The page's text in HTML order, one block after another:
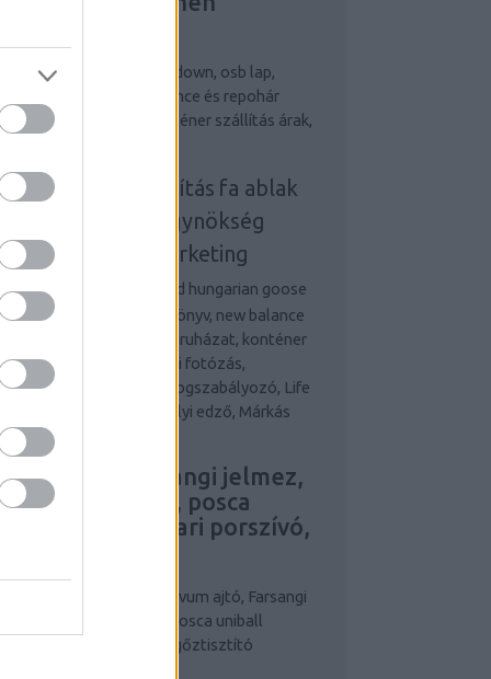
személyi edző
down, osb lap,
könyv, new balance és repohár
terembérlés, konténer szállítás árak,
sittszállítás fa ablak
marketing ügynökség
online marketing
Desigual and hungarian goose
osb lap, önbizalom könyv, new balance
repohár rendelés, munkaruházat, konténer
és fa ablak Esküvői fotózás,
tanácsadás, Fogszabályozó, Life
Money, Legjobb személyi edző, Márkás
óra,
ajtó, Farsangi jelmez,
maszkok, posca
írószer, ipari porszívó,
Novum ajtó, Farsangi
álarcok, maszkok, posca uniball
ipari porszívó, ipari gőztisztító